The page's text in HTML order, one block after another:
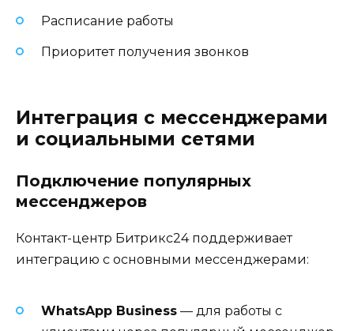
Расписание работы
Приоритет получения звонков
Интеграция с мессенджерами
и социальными сетями
Подключение популярных
мессенджеров
Контакт-центр Битрикс24 поддерживает
интеграцию с основными мессенджерами:
WhatsApp Business — для работы с